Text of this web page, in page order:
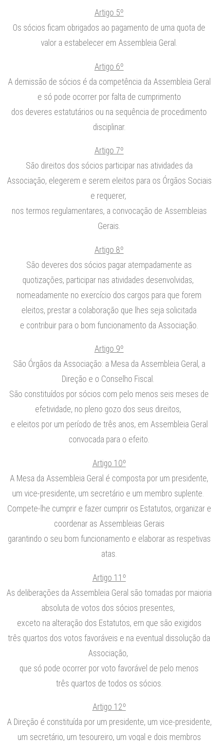
Artigo 5º
Os sócios ficam obrigados ao pagamento de uma quota de
valor a estabelecer em Assembleia Geral.
Artigo 6º
A demissão de sócios é da competência da Assembleia Geral
e só pode ocorrer por falta de cumprimento
dos deveres estatutários ou na sequência de procedimento
disciplinar.
Artigo 7º
São direitos dos sócios participar nas atividades da
Associação, elegerem e serem eleitos para os Órgãos Sociais
e requerer,
nos termos regulamentares, a convocação de Assembleias
Gerais.
Artigo 8º
São deveres dos sócios pagar atempadamente as
quotizações, participar nas atividades desenvolvidas,
nomeadamente no exercício dos cargos para que forem
eleitos, prestar a colaboração que lhes seja solicitada
e contribuir para o bom funcionamento da Associação.
Artigo 9º
São Órgãos da Associação: a Mesa da Assembleia Geral, a
Direção e o Conselho Fiscal.
São constituídos por sócios com pelo menos seis meses de
efetividade, no pleno gozo dos seus direitos,
e eleitos por um período de três anos, em Assembleia Geral
convocada para o efeito.
Artigo 10º
A Mesa da Assembleia Geral é composta por um presidente,
um vice-presidente, um secretário e um membro suplente.
Compete-lhe cumprir e fazer cumprir os Estatutos, organizar e
coordenar as Assembleias Gerais
garantindo o seu bom funcionamento e elaborar as respetivas
atas.
Artigo 11º
As deliberações da Assembleia Geral são tomadas por maioria
absoluta de votos dos sócios presentes,
exceto na alteração dos Estatutos, em que são exigidos
três quartos dos votos favoráveis e na eventual dissolução da
Associação,
que só pode ocorrer por voto favorável de pelo menos
três quartos de todos os sócios.
Artigo 12º
A Direção é constituída por um presidente, um vice-presidente,
um secretário, um tesoureiro, um vogal e dois membros